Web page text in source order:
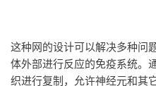
这种网的设计可以解决多种问
体外部进行反应的免疫系统。
织进行复制，允许神经元和其